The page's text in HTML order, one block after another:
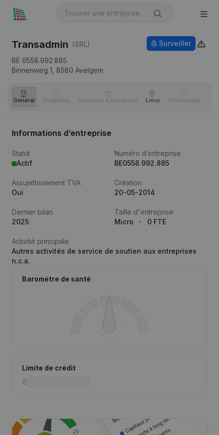
Transadmin (SRL)
BE 0558.992.885
Binnenweg 1, 8580 Avelgem
Surveiller
Général Dirigeants Structure d'entreprise Lieux Chronologie
Informations d’entreprise
Statut
Actif
Numéro d’entreprise
BE0558.992.885
Assujettissement TVA
Oui
Création
20-05-2014
Dernier bilan
2025
Taille d'entreprise
Micro
0 FTE
Activité principale
Autres activités de service de soutien aux entreprises
n.c.a.
Baromètre de santé
Limite de crédit